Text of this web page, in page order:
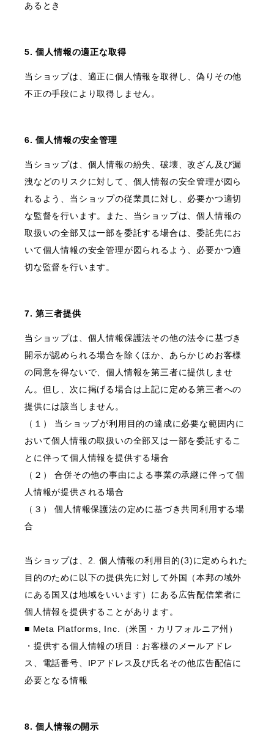
あるとき
5. 個人情報の適正な取得
当ショップは、適正に個人情報を取得し、偽りその他
不正の手段により取得しません。
6. 個人情報の安全管理
当ショップは、個人情報の紛失、破壊、改ざん及び漏
洩などのリスクに対して、個人情報の安全管理が図ら
れるよう、当ショップの従業員に対し、必要かつ適切
な監督を行います。また、当ショップは、個人情報の
取扱いの全部又は一部を委託する場合は、委託先にお
いて個人情報の安全管理が図られるよう、必要かつ適
切な監督を行います。
7. 第三者提供
当ショップは、個人情報保護法その他の法令に基づき
開示が認められる場合を除くほか、あらかじめお客様
の同意を得ないで、個人情報を第三者に提供しませ
ん。但し、次に掲げる場合は上記に定める第三者への
提供には該当しません。
（１） 当ショップが利用目的の達成に必要な範囲内に
おいて個人情報の取扱いの全部又は一部を委託するこ
とに伴って個人情報を提供する場合
（２） 合併その他の事由による事業の承継に伴って個
人情報が提供される場合
（３） 個人情報保護法の定めに基づき共同利用する場
合
当ショップは、2. 個人情報の利用目的(3)に定められた
目的のために以下の提供先に対して外国（本邦の域外
にある国又は地域をいいます）にある広告配信業者に
個人情報を提供することがあります。
■ Meta Platforms, Inc.（米国・カリフォルニア州）
・提供する個人情報の項目：お客様のメールアドレ
ス、電話番号、IPアドレス及び氏名その他広告配信に
必要となる情報
8. 個人情報の開示